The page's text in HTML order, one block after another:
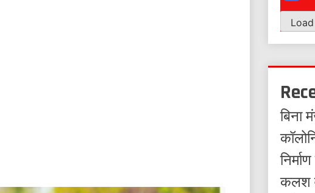
बिना
कलश